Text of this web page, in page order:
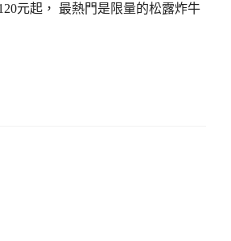
元起， 最熱門是限量的松露炸牛